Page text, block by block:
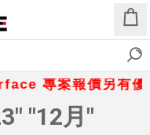
專案報價另有
"12月"